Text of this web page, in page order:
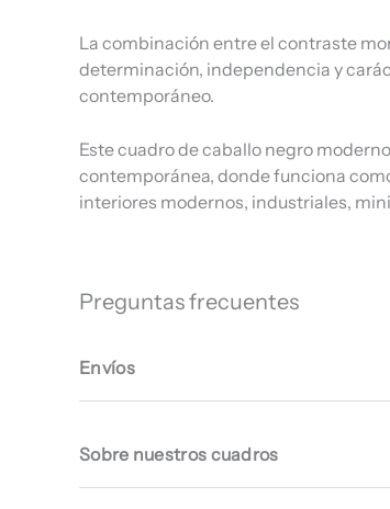
La combinación entre el contraste
determinación, independencia y
contemporáneo.
Este cuadro de caballo negro
contemporánea, donde funciona
interiores modernos, industriales,
Preguntas frecuentes
Envíos
Sobre nuestros cuadros